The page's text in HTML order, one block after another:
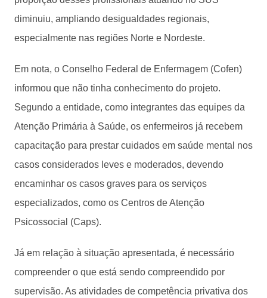
diminuiu, ampliando desigualdades regionais,
especialmente nas regiões Norte e Nordeste.
Em nota, o Conselho Federal de Enfermagem (Cofen)
informou que não tinha conhecimento do projeto.
Segundo a entidade, como integrantes das equipes da
Atenção Primária à Saúde, os enfermeiros já recebem
capacitação para prestar cuidados em saúde mental nos
casos considerados leves e moderados, devendo
encaminhar os casos graves para os serviços
especializados, como os Centros de Atenção
Psicossocial (Caps).
Já em relação à situação apresentada, é necessário
compreender o que está sendo compreendido por
supervisão. As atividades de competência privativa dos